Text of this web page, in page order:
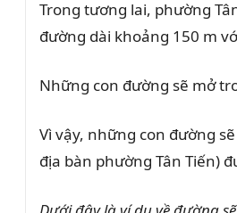
Trong tương lai, phường
đường dài khoảng 150 m
Những con đường sẽ mở
Vì vậy, những con đường
địa bàn phường Tân Tiến)